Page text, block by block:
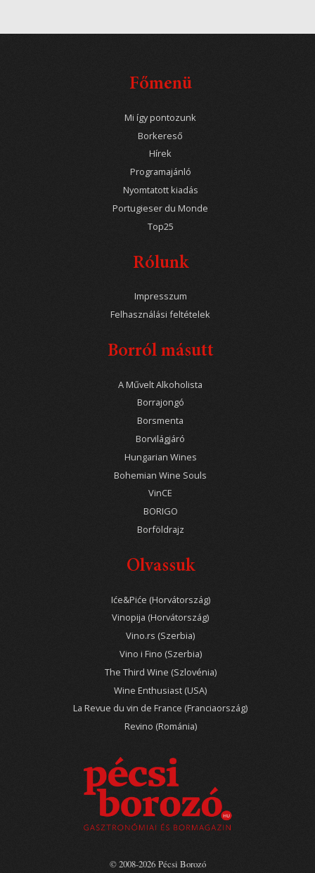
Főmenü
Mi így pontozunk
Borkereső
Hírek
Programajánló
Nyomtatott kiadás
Portugieser du Monde
Top25
Rólunk
Impresszum
Felhasználási feltételek
Borról másutt
A Művelt Alkoholista
Borrajongó
Borsmenta
Borvilágjáró
Hungarian Wines
Bohemian Wine Souls
VinCE
BORIGO
Borföldrajz
Olvassuk
Iće&Piće (Horvátország)
Vinopija (Horvátország)
Vino.rs (Szerbia)
Vino i Fino (Szerbia)
The Third Wine (Szlovénia)
Wine Enthusiast (USA)
La Revue du vin de France (Franciaország)
Revino (Románia)
© 2008-2026 Pécsi Borozó